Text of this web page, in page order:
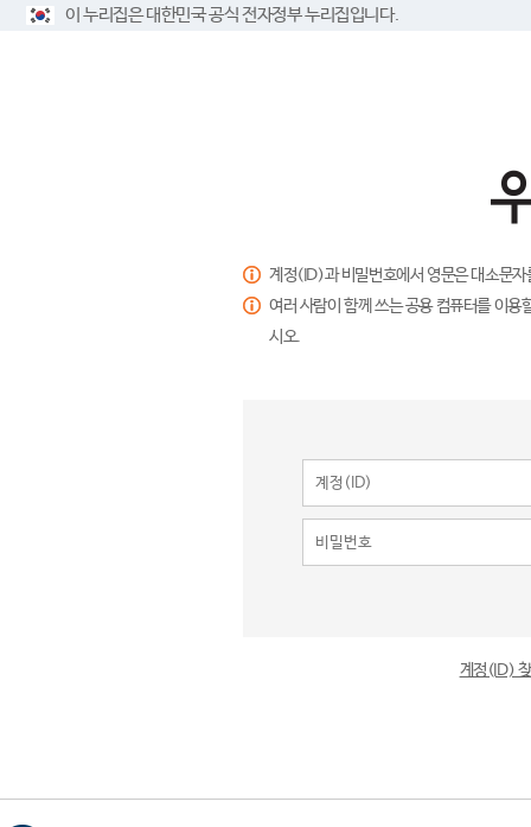
이 누리집은 대한민국 공식 전자정부 누리집입니다.
계정(ID)과 비밀번호에서 영문은 대소문
여러 사람이 함께 쓰는 공용 컴퓨터를 이
시오.
계정(ID)